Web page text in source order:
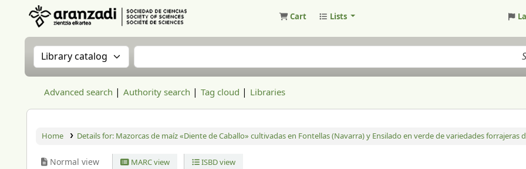
Cart Lists
Search the catalog by:Search the catalog
Advanced search Authority search Tag cloud Libraries
Home Details for: Mazorcas de maíz «Diente de Caballo» cultivadas en Fontellas (Navarra) y Ensilado en verde de variedades forrajeras
Normal view MARC view ISBD view